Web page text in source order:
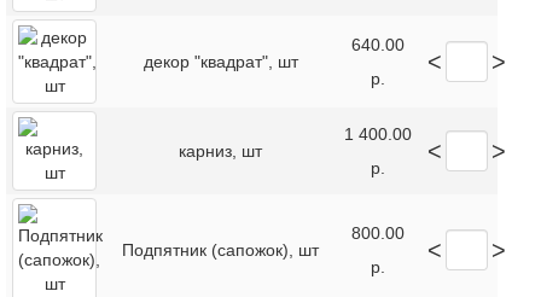
декор "квадрат", шт
640.00
р.
< >
карниз, шт
1 400.00
р.
< >
Подпятник (сапожок), шт
800.00
р.
< >